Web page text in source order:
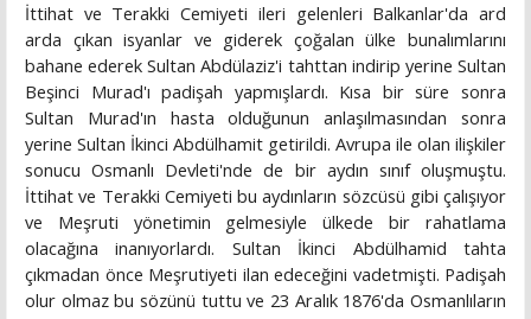
İttihat ve Terakki Cemiyeti ileri gelenleri Balkanlar'da ard
arda çıkan isyanlar ve giderek çoğalan ülke bunalımlarını
bahane ederek Sultan Abdülaziz'i tahttan indirip yerine Sultan
Beşinci Murad'ı padişah yapmışlardı. Kısa bir süre sonra
Sultan Murad'ın hasta olduğunun anlaşılmasından sonra
yerine Sultan İkinci Abdülhamit getirildi. Avrupa ile olan ilişkiler
sonucu Osmanlı Devleti'nde de bir aydın sınıf oluşmuştu.
İttihat ve Terakki Cemiyeti bu aydınların sözcüsü gibi çalışıyor
ve Meşruti yönetimin gelmesiyle ülkede bir rahatlama
olacağına inanıyorlardı. Sultan İkinci Abdülhamid tahta
çıkmadan önce Meşrutiyeti ilan edeceğini vadetmişti. Padişah
olur olmaz bu sözünü tuttu ve 23 Aralık 1876'da Osmanlıların